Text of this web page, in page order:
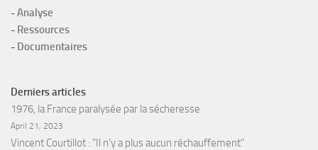
-Analyse
- Ressources
- Documentaires
Derniers articles
1976, la France paralysée par la sécheresse
April 21, 2023
Vincent Courtillot : "Il n'y a plus aucun réchauffement"